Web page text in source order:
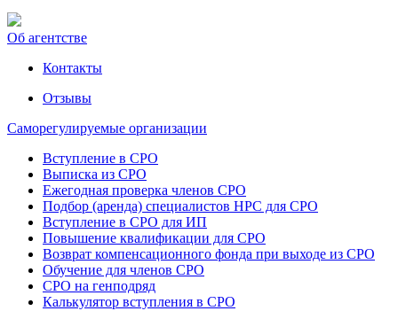
Об агентстве
Контакты
Отзывы
Саморегулируемые организации
Вступление в СРО
Выписка из СРО
Ежегодная проверка членов СРО
Подбор (аренда) специалистов НРС для СРО
Вступление в СРО для ИП
Повышение квалификации для СРО
Возврат компенсационного фонда при выходе из СРО
Обучение для членов СРО
СРО на генподряд
Калькулятор вступления в СРО